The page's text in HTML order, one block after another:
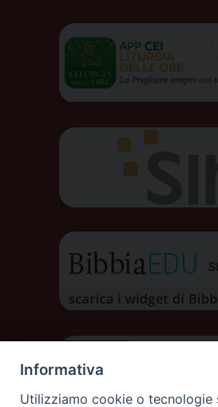
Informativa
Utilizziamo cookie o tecnologie